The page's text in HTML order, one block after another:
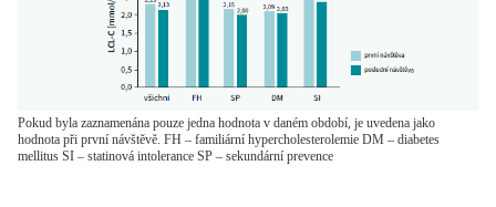
Pokud byla zaznamenána pouze jedna hodnota v daném období, je uvedena jako
hodnota při první návštěvě. FH – familiární hypercholesterolemie DM – diabetes
mellitus SI – statinová intolerance SP – sekundární prevence